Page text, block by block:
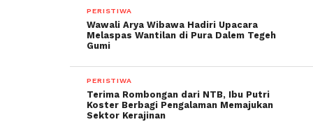
PERISTIWA
Wawali Arya Wibawa Hadiri Upacara
Melaspas Wantilan di Pura Dalem Tegeh
Gumi
PERISTIWA
Terima Rombongan dari NTB, Ibu Putri
Koster Berbagi Pengalaman Memajukan
Sektor Kerajinan